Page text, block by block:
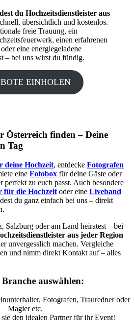
du Hochzeitsdienstleister aus
übersichtlich und kostenlos.
freie Trauung, ein
einen erfahrenen
eine energiegeladene
– bei uns wirst du fündig.
EINHOLEN
Österreich finden – Deine
Tag
deine Hochzeit, entdecke Fotografen
eine Fotobox für deine Gäste oder
perfekt zu euch passt. Auch besondere
für die Hochzeit oder eine Liveband
du ganz einfach bei uns – direkt
Salzburg oder am Land heiratest – bei
aus jeder Region
unvergesslich machen. Vergleiche
und nimm direkt Kontakt auf – alles
auswählen:
Fotografen, Trauredner oder
Magier etc.
den idealen Partner für ihr Event!